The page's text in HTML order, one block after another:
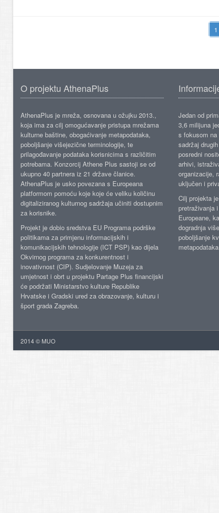
O projektu AthenaPlus
AthenaPlus je mreža, osnovana u ožujku 2013.,
koja ima za cilj omogućavanje pristupa mrežama
kulturne baštine, obogaćivanje metapodataka,
poboljšanje višejezične terminologije, te
prilagođavanje podataka korisnicima s različitim
potrebama. Konzorcij Athene Plus sastoji se od
ukupno 40 partnera iz 21 države članice.
AthenaPlus je usko povezana s Europeana
platformom pomoću koje koje će veliku količinu
digitaliziranog kulturnog sadržaja učiniti dostupnim
za korisnike.
Projekt je dobio sredstva EU Programa podrške
politikama za primjenu informacijskih i
komunikacijskih tehnologije (ICT PSP) kao dijela
Okvirnog programa za konkurentnost i
inovativnost (CIP). Sudjelovanje Muzeja za
umjetnost i obrt u projektu Partage Plus financijski
će podržati Ministarstvo kulture Republike
Hrvatske i Gradski ured za obrazovanje, kulturu i
šport grada Zagreba.
Jedan od
3,6 milijuna
s fokusom
sadržaj
posredni
arhivi,
organizacije,
uključen i
Cilj projekta
pretraživanja
Europeane,
dogradnja
poboljšanje
2014 © MUO